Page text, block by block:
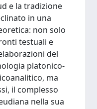
e la tradizione
in una
non solo
testuali e
del
platonico-
ma
il complesso
nella sua